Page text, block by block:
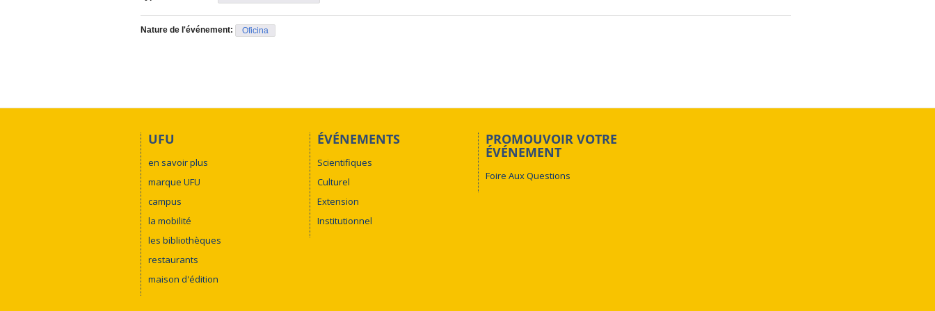
Nature de l'événement: Oficina
UFU
en savoir plus
marque UFU
campus
la mobilité
les bibliothèques
restaurants
maison d'édition
ÉVÉNEMENTS
Scientifiques
Culturel
Extension
Institutionnel
PROMOUVOIR VOTRE
ÉVÉNEMENT
Foire Aux Questions